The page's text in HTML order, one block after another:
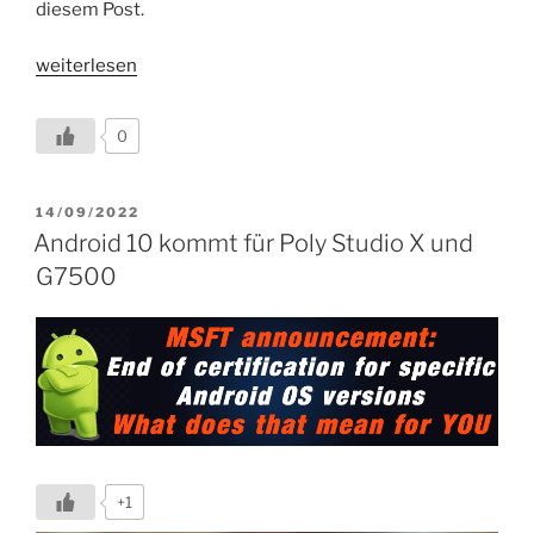
diesem Post.
„Neue
Releases
3.14
1.6.2
für
Studio
X
/
G7500
und
Studio
E70
weiterlesen
0
VERÖFFENTLICHT
AM
14/09/2022
Android 10 kommt für Poly Studio X und
G7500
+1